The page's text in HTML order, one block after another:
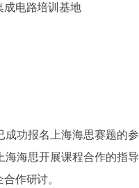
成电路培训基地
成功报名上海海思赛题的
海海思开展课程合作的指
作研讨。